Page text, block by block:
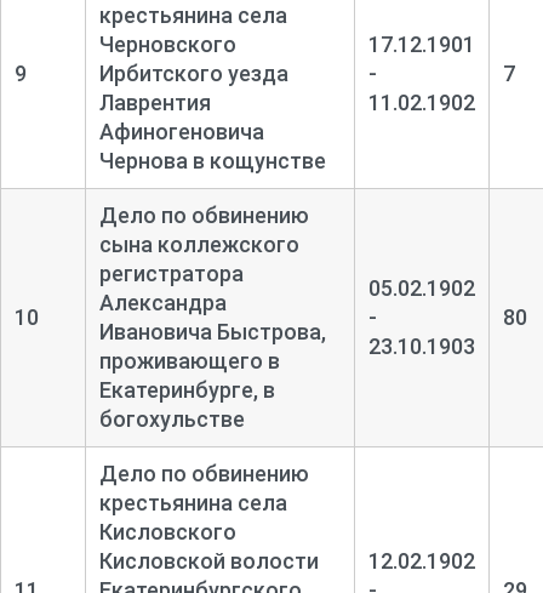
9
крестьянина села
Черновского
Ирбитского уезда
Лаврентия
Афиногеновича
Чернова в кощунстве
17.12.1901
-
11.02.1902
7
10
Дело по обвинению
сына коллежского
регистратора
Александра
Ивановича Быстрова,
проживающего в
Екатеринбурге, в
богохульстве
05.02.1902
-
23.10.1903
80
Дело по обвинению
крестьянина села
Кисловского
Кисловской волости
12.02.1902